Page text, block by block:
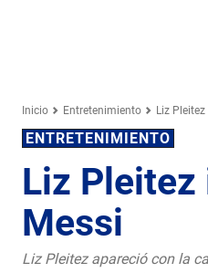
Inicio Entretenimiento Liz
ENTRETENIMIENTO
Liz
Messi
Liz Pleitez apareció con la